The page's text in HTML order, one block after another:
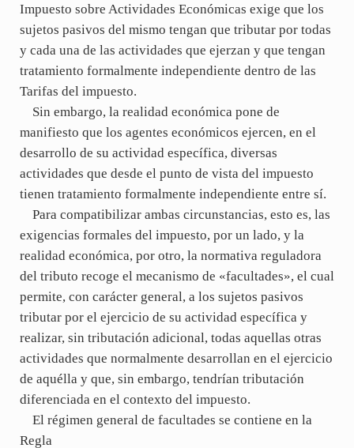
Impuesto sobre Actividades Económicas exige que los
sujetos pasivos del mismo tengan que tributar por todas
y cada una de las actividades que ejerzan y que tengan
tratamiento formalmente independiente dentro de las
Tarifas del impuesto.
Sin embargo, la realidad económica pone de
manifiesto que los agentes económicos ejercen, en el
desarrollo de su actividad específica, diversas
actividades que desde el punto de vista del impuesto
tienen tratamiento formalmente independiente entre sí.
Para compatibilizar ambas circunstancias, esto es, las
exigencias formales del impuesto, por un lado, y la
realidad económica, por otro, la normativa reguladora
del tributo recoge el mecanismo de «facultades», el cual
permite, con carácter general, a los sujetos pasivos
tributar por el ejercicio de su actividad específica y
realizar, sin tributación adicional, todas aquellas otras
actividades que normalmente desarrollan en el ejercicio
de aquélla y que, sin embargo, tendrían tributación
diferenciada en el contexto del impuesto.
El régimen general de facultades se contiene en la
Regla